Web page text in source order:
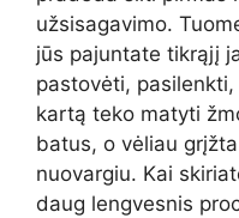
užsisagavimo.
jūs pajuntate tikrąjį
pastovėti,
kartą teko matyti
batus, o vėliau
nuovargiu. Kai
daug lengvesnis